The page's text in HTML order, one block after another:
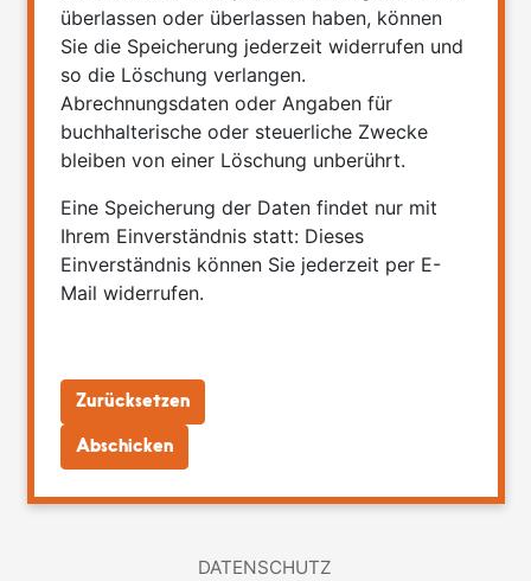
überlassen oder überlassen haben, können
Sie die Speicherung jederzeit widerrufen und
so die Löschung verlangen.
Abrechnungsdaten oder Angaben für
buchhalterische oder steuerliche Zwecke
bleiben von einer Löschung unberührt.
Eine Speicherung der Daten findet nur mit
Ihrem Einverständnis statt: Dieses
Einverständnis können Sie jederzeit per E-
Mail widerrufen.
DATENSCHUTZ